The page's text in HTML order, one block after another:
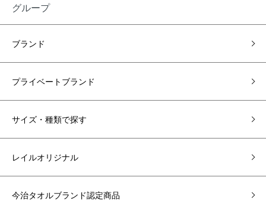
グループ
ブランド
プライベートブランド
サイズ・種類で探す
レイルオリジナル
今治タオルブランド認定商品